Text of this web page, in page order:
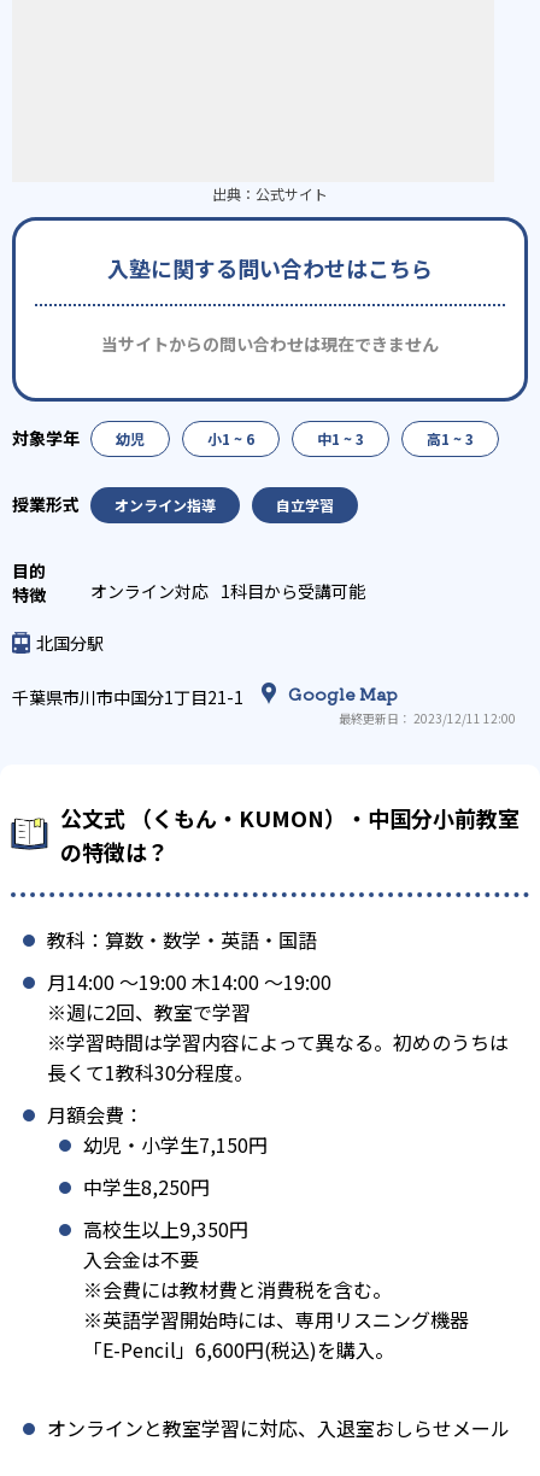
出典： 公式サイト
入塾に関する問い合わせはこちら
当サイトからの問い合わせは現在できません
幼児 小1 ~ 6 中1 ~ 3 高1 ~ 3
オンライン指導 自立学習
オンライン対応 1科目から受講可能
北国分駅
千葉県市川市中国分1丁目21-1 Google Map
最終更新日： 2023/12/11 12:00
公文式 （くもん・KUMON）・中国分小前教室
の特徴は？
教科：算数・数学・英語・国語
月14:00 〜19:00 木14:00 〜19:00
※週に2回、教室で学習
※学習時間は学習内容によって異なる。初めのうちは
長くて1教科30分程度。
月額会費：
幼児・小学生7,150円
中学生8,250円
高校生以上9,350円
入会金は不要
※会費には教材費と消費税を含む。
※英語学習開始時には、専用リスニング機器
「E-Pencil」6,600円(税込)を購入。
オンラインと教室学習に対応、入退室おしらせメール